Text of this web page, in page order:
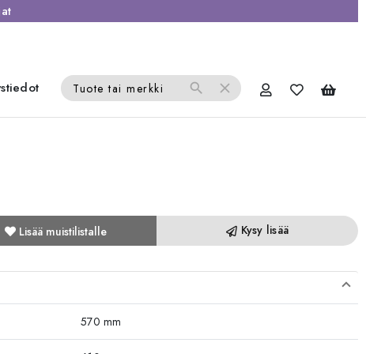
Tuote tai merkki search close
Lisää muistilistalle Kysy lisää
570 mm